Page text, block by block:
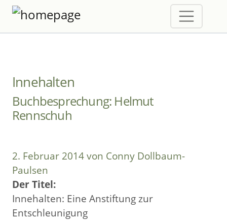
Innehalten
Buchbesprechung: Helmut
Rennschuh
2. Februar 2014 von Conny Dollbaum-
Paulsen
Der Titel:
Innehalten: Eine Anstiftung zur
Entschleunigung